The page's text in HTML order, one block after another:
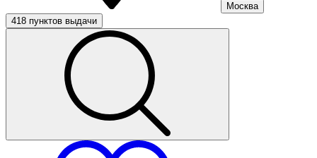
Москва
418 пунктов выдачи